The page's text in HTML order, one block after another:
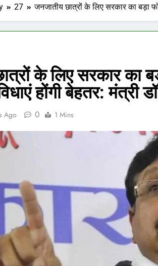
27 जनजातीय छात्रों के लिए सरकार का बड़ा
के लिए सरकार का
होंगी बेहतर: मंत्री
Ago 0 1 Mins